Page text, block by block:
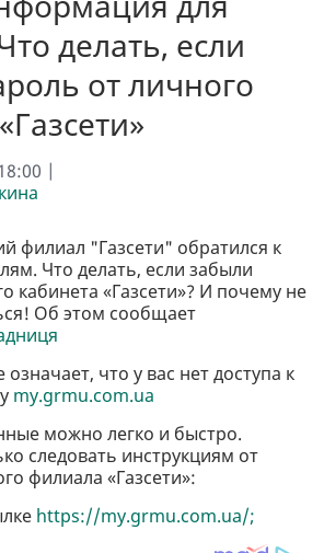
делать, если
от личного
|
филиал "Газсети" обратился к
Что делать, если забыли
кабинета «Газсети»? И почему не
Об этом сообщает
что у вас нет доступа к
my.grmu.com.ua
можно легко и быстро.
следовать инструкциям от
филиала «Газсети»:
https://my.grmu.com.ua/;